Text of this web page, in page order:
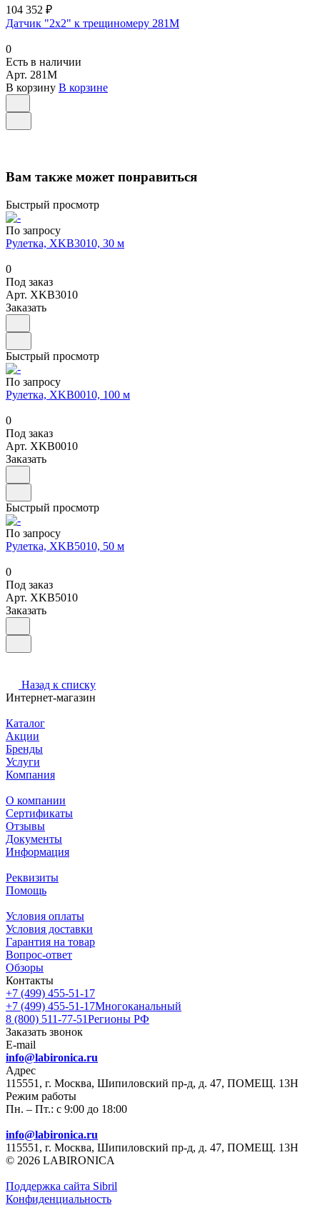
104 352 ₽
Датчик "2х2" к трещиномеру 281М
0
Есть в наличии
Арт. 281М
В корзину В корзине
Вам также может понравиться
Быстрый просмотр
По запросу
Рулетка, XKB3010, 30 м
0
Под заказ
Арт. XKB3010
Заказать
Быстрый просмотр
По запросу
Рулетка, XKB0010, 100 м
0
Под заказ
Арт. XKB0010
Заказать
Быстрый просмотр
По запросу
Рулетка, XKB5010, 50 м
0
Под заказ
Арт. XKB5010
Заказать
Назад к списку
Интернет-магазин
Каталог
Акции
Бренды
Услуги
Компания
О компании
Сертификаты
Отзывы
Документы
Информация
Реквизиты
Помощь
Условия оплаты
Условия доставки
Гарантия на товар
Вопрос-ответ
Обзоры
Контакты
+7 (499) 455-51-17
+7 (499) 455-51-17Многоканальный
8 (800) 511-77-51Регионы РФ
Заказать звонок
E-mail
info@labironica.ru
Адрес
115551, г. Москва, Шипиловский пр-д, д. 47, ПОМЕЩ. 13Н
Режим работы
Пн. – Пт.: с 9:00 до 18:00
info@labironica.ru
115551, г. Москва, Шипиловский пр-д, д. 47, ПОМЕЩ. 13Н
© 2026 LABIRONICA
Поддержка сайта Sibril
Конфиденциальность